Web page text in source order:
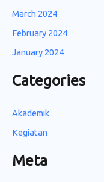
March 2024
February 2024
January 2024
Categories
Akademik
Kegiatan
Meta